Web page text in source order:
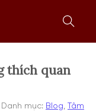
form
thích quan
Danh mục: Blog Tâm